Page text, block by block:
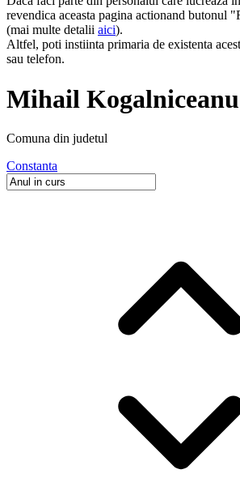
revendica aceasta pagina actionand butonul
(mai multe detalii aici).
Altfel, poti instiinta primaria de existenta
sau telefon.
Mihail Kogalniceanu
Comuna din judetul
Constanta